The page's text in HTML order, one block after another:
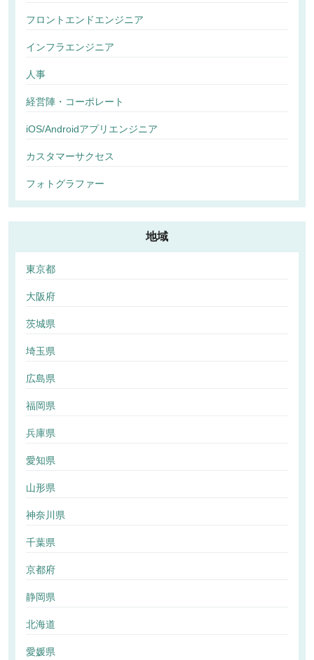
フロントエンドエンジニア
インフラエンジニア
人事
経営陣・コーポレート
iOS/Androidアプリエンジニア
カスタマーサクセス
フォトグラファー
地域
東京都
大阪府
茨城県
埼玉県
広島県
福岡県
兵庫県
愛知県
山形県
神奈川県
千葉県
京都府
静岡県
北海道
愛媛県